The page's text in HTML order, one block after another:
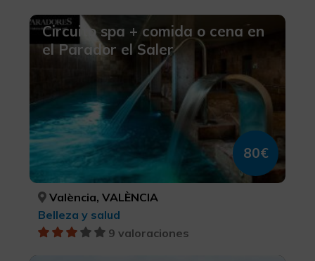
Circuito spa + comida o cena en
el Parador el Saler
80€
València, VALÈNCIA
Belleza y salud
9 valoraciones